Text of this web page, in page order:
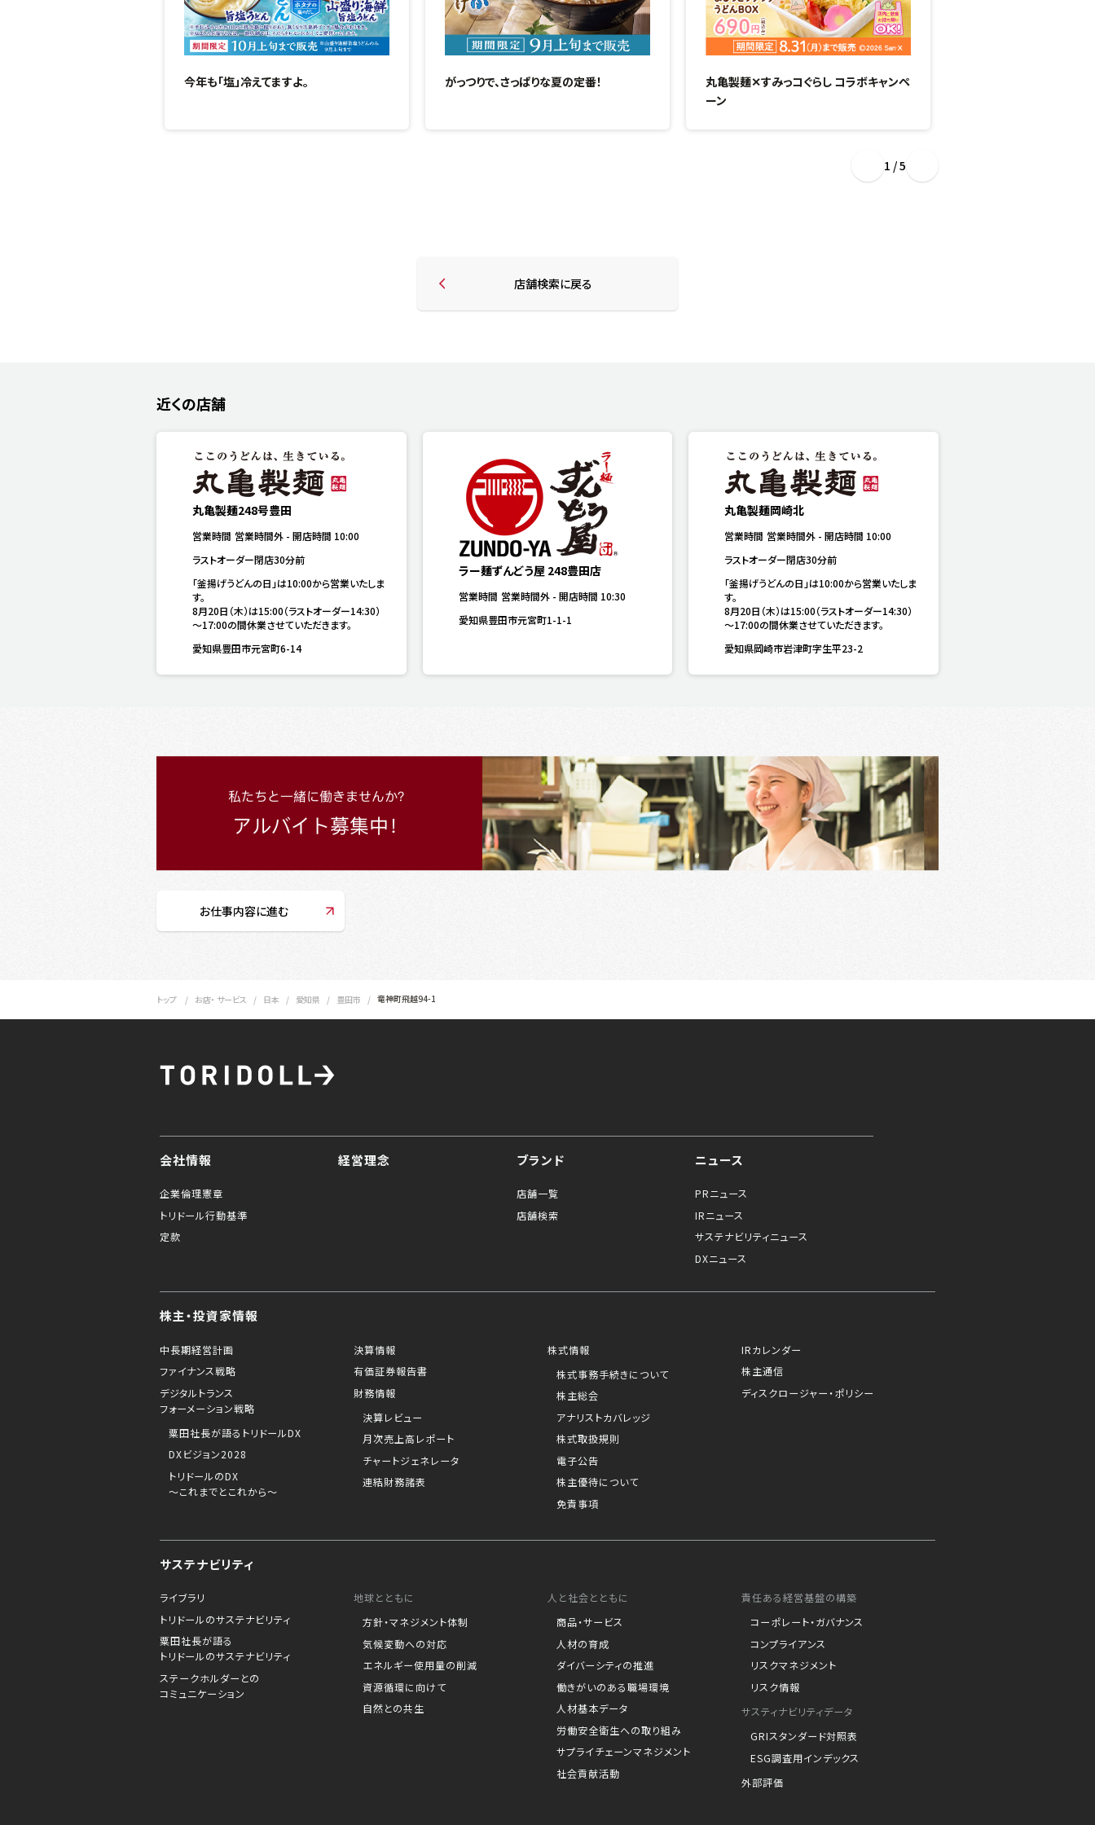
今年も「塩」冷えてますよ。 がっつりで、さっぱりな夏の定番！
丸亀製麺✕すみっコぐらし コラボキャンペ
ーン
1 / 5
店舗検索に戻る
近くの店舗
丸亀製麺248号豊田
営業時間 営業時間外 - 開店時間 10:00
ラストオーダー閉店30分前
「釜揚げうどんの日」は10:00から営業いたしま
す。
8月20日（木）は15:00（ラストオーダー14:30）
～17:00の間休業させていただきます。
愛知県豊田市元宮町6-14
ラー麺ずんどう屋 248豊田店
営業時間 営業時間外- 開店時間 10:30
愛知県豊田市元宮町1-1-1
丸亀製麺岡崎北
営業時間 営業時間外 -開店時間 10:00
ラストオーダー閉店30分前
「釜揚げうどんの日」は10:00から営業いたしま
す。
8月20日（木）は15:00（ラストオーダー14:30）
～17:00の間休業させていただきます。
愛知県岡崎市岩津町字生平23-2
お仕事内容に進む
トップ お店・ サービス 日本 愛知県 豊田市 竜神町飛越94-1
会社情報
企業倫理憲章
トリドール行動基準
定款
経営理念 ブランド
店舗一覧
店舗検索
ニュース
PRニュース
IRニュース
サステナビリティニュース
DXニュース
株主・投資家情報
中長期経営計画
ファイナンス戦略
デジタルトランス
フォーメーション戦略
粟田社長が語るトリドールDX
DXビジョン2028
トリドールのDX
～これまでとこれから～
決算情報
有価証券報告書
財務情報
決算レビュー
月次売上高レポート
チャートジェネレータ
連結財務諸表
株式情報
株式事務手続きについて
株主総会
アナリストカバレッジ
株式取扱規則
電子公告
株主優待について
免責事項
IRカレンダー
株主通信
ディスクロージャー・ポリシー
サステナビリティ
ライブラリ
トリドールのサステナビリティ
粟田社長が語る
トリドールのサステナビリティ
ステークホルダーとの
コミュニケーション
地球とともに
方針・マネジメント体制
気候変動への対応
エネルギー使用量の削減
資源循環に向けて
自然との共生
人と社会とともに
商品・サービス
人材の育成
ダイバーシティの推進
働きがいのある職場環境
人材基本データ
労働安全衛生への取り組み
サプライチェーンマネジメント
社会貢献活動
責任ある経営基盤の構築
コーポレート・ガバナンス
コンプライアンス
リスクマネジメント
リスク情報
サスティナビリティデータ
GRIスタンダード対照表
ESG調査用インデックス
外部評価